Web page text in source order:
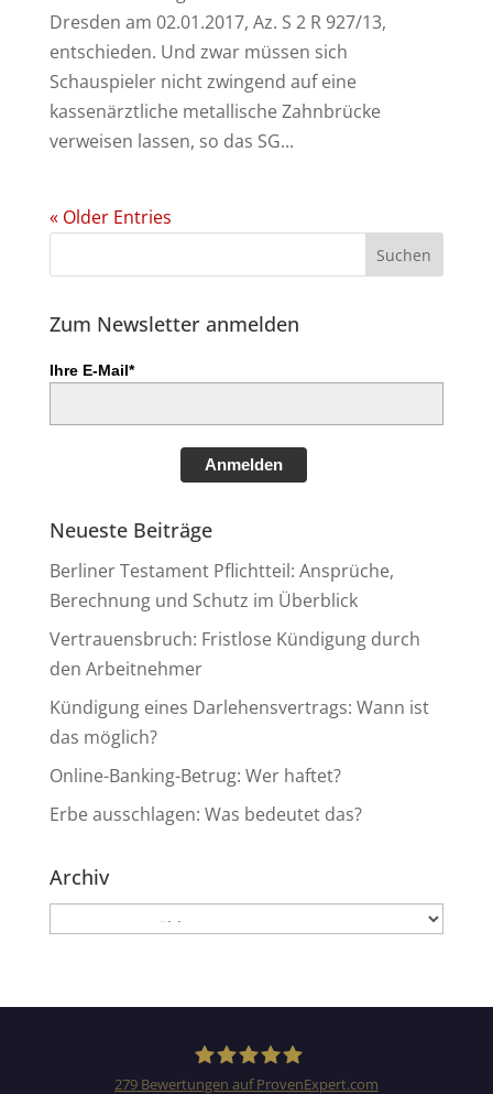
Dresden am 02.01.2017, Az. S 2 R 927/13,
entschieden. Und zwar müssen sich
Schauspieler nicht zwingend auf eine
kassenärztliche metallische Zahnbrücke
verweisen lassen, so das SG...
« Older Entries
Zum Newsletter anmelden
Ihre E-Mail*
Anmelden
Neueste Beiträge
Berliner Testament Pflichtteil: Ansprüche,
Berechnung und Schutz im Überblick
Vertrauensbruch: Fristlose Kündigung durch
den Arbeitnehmer
Kündigung eines Darlehensvertrags: Wann ist
das möglich?
Online-Banking-Betrug: Wer haftet?
Erbe ausschlagen: Was bedeutet das?
Archiv
279Bewertungen auf ProvenExpert.com
Anwaltskanzlei Heinemann & Rummel GbR
Empfehlungen auf
SEHR GUT